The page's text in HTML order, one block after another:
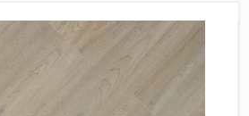
CorkArt Vinyl